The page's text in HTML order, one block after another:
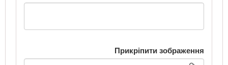
Прикріпити зображення